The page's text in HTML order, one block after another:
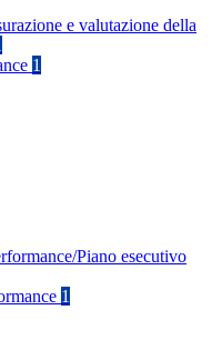
e valutazione della
1
Piano esecutivo
1